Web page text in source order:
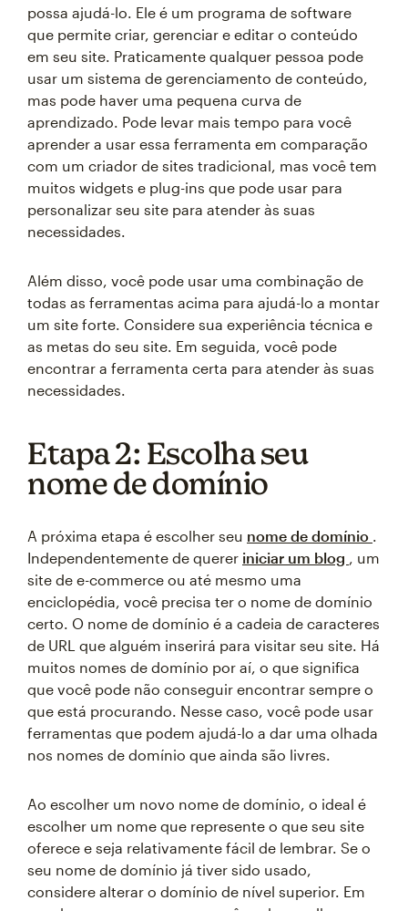
possa ajudá-lo. Ele é um programa de software
que permite criar, gerenciar e editar o conteúdo
em seu site. Praticamente qualquer pessoa pode
usar um sistema de gerenciamento de conteúdo,
mas pode haver uma pequena curva de
aprendizado. Pode levar mais tempo para você
aprender a usar essa ferramenta em comparação
com um criador de sites tradicional, mas você tem
muitos widgets e plug-ins que pode usar para
personalizar seu site para atender às suas
necessidades.
Além disso, você pode usar uma combinação de
todas as ferramentas acima para ajudá-lo a montar
um site forte. Considere sua experiência técnica e
as metas do seu site. Em seguida, você pode
encontrar a ferramenta certa para atender às suas
necessidades.
Etapa 2: Escolha seu
nome de domínio
A próxima etapa é escolher seu nome de domínio .
Independentemente de querer iniciar um blog , um
site de e-commerce ou até mesmo uma
enciclopédia, você precisa ter o nome de domínio
certo. O nome de domínio é a cadeia de caracteres
de URL que alguém inserirá para visitar seu site. Há
muitos nomes de domínio por aí, o que significa
que você pode não conseguir encontrar sempre o
que está procurando. Nesse caso, você pode usar
ferramentas que podem ajudá-lo a dar uma olhada
nos nomes de domínio que ainda são livres.
Ao escolher um novo nome de domínio, o ideal é
escolher um nome que represente o que seu site
oferece e seja relativamente fácil de lembrar. Se o
seu nome de domínio já tiver sido usado,
considere alterar o domínio de nível superior. Em